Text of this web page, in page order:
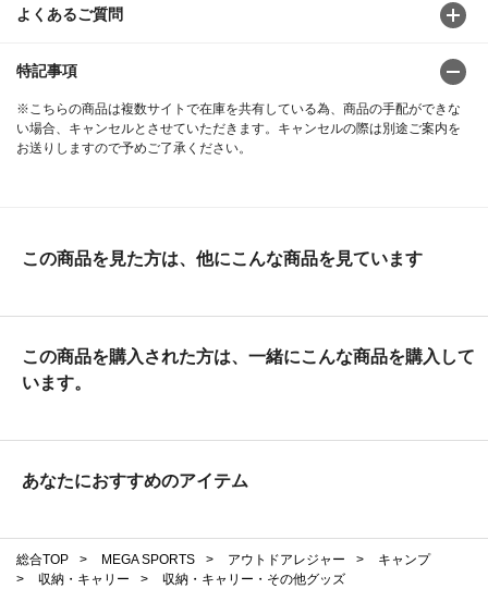
よくあるご質問
特記事項
※こちらの商品は複数サイトで在庫を共有している為、商品の手配ができな
い場合、キャンセルとさせていただきます。キャンセルの際は別途ご案内を
お送りしますので予めご了承ください。
この商品を見た方は、他にこんな商品を見ています
この商品を購入された方は、一緒にこんな商品を購入して
います。
あなたにおすすめのアイテム
総合TOP > MEGA SPORTS > アウトドアレジャー >
キャンプ
>
収納・キャリー >
収納・キャリー・その他グッズ